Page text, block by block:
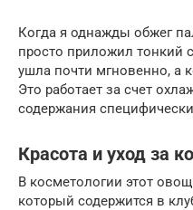
Когда я однажды обжег
просто приложил тонкий
ушла почти мгновенно, а
Это работает за счет
содержания
Красота и уход за
В косметологии этот
который содержится в